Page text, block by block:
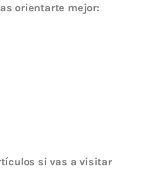
orientarte mejor:
si vas a visitar